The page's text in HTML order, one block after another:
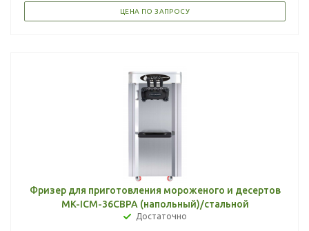
ЦЕНА ПО ЗАПРОСУ
Фризер для приготовления мороженого и десертов
MK-ICM-36CBPA (напольный)/стальной
Достаточно